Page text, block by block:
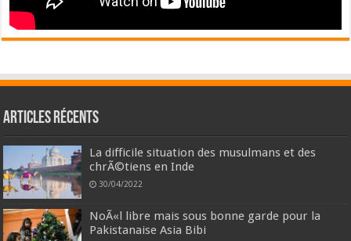
Articles récents
La difficile situation des musulmans et des
chrÃ©tiens en Inde
30/04/2022
NoÃ«l libre mais sous bonne garde pour la
Pakistanaise Asia Bibi